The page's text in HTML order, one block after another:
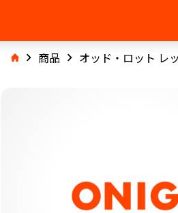
商品 オッド・ロット レ